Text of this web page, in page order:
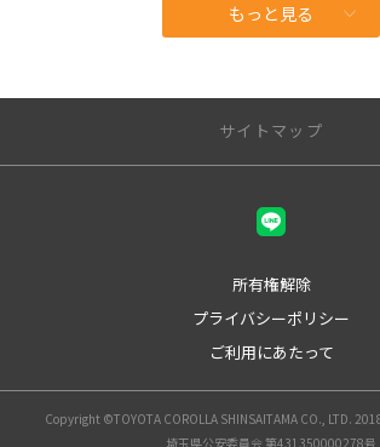
もっと見る
サイトマップ
所有権解除
プライバシーポリシー
ご利用にあたって
Copyright ©TOYOTA COROLLA SHINSAITAMA CO., LTD.
埼玉県公安委員会 第431350000278号